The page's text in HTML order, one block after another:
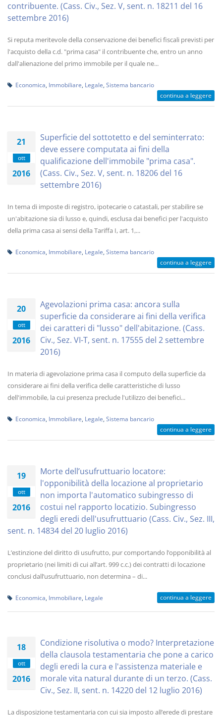
contribuente. (Cass. Civ., Sez. V, sent. n. 18211 del 16
settembre 2016)
Si reputa meritevole della conservazione dei benefici fiscali previsti per
l'acquisto della c.d. "prima casa" il contribuente che, entro un anno
dall'alienazione del primo immobile per il quale ne...
Economica Immobiliare Legale Sistema bancario
continua a leggere
21
ott
2016
Superficie del sottotetto e del seminterrato:
deve essere computata ai fini della
qualificazione dell'immobile "prima casa".
(Cass. Civ., Sez. V, sent. n. 18206 del 16
settembre 2016)
In tema di imposte di registro, ipotecarie o catastali, per stabilire se
un'abitazione sia di lusso e, quindi, esclusa dai benefici per l'acquisto
della prima casa ai sensi della Tariffa I, art. 1,...
Economica Immobiliare Legale Sistema bancario
continua a leggere
20
ott
2016
Agevolazioni prima casa: ancora sulla
superficie da considerare ai fini della verifica
dei caratteri di "lusso" dell'abitazione. (Cass.
Civ., Sez. VI-T, sent. n. 17555 del 2 settembre
2016)
In materia di agevolazione prima casa il computo della superficie da
considerare ai fini della verifica delle caratteristiche di lusso
dell'immobile, la cui presenza preclude l'utilizzo dei benefici...
Economica Immobiliare Legale Sistema bancario
continua a leggere
19
ott
2016
Morte dell’usufruttuario locatore:
l'opponibilità della locazione al proprietario
non importa l'automatico subingresso di
costui nel rapporto locatizio. Subingresso
degli eredi dell'usufruttuario (Cass. Civ., Sez. III,
sent. n. 14834 del 20 luglio 2016)
L’estinzione del diritto di usufrutto, pur comportando l’opponibilità al
proprietario (nei limiti di cui all’art. 999 c.c.) dei contratti di locazione
conclusi dall’usufruttuario, non determina – di...
Economica Immobiliare Legale continua a leggere
18
ott
2016
Condizione risolutiva o modo? Interpretazione
della clausola testamentaria che pone a carico
degli eredi la cura e l'assistenza materiale e
morale vita natural durante di un terzo. (Cass.
Civ., Sez. II, sent. n. 14220 del 12 luglio 2016)
La disposizione testamentaria con cui sia imposto all’erede di prestare